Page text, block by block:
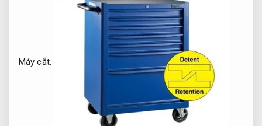
Máy cắt.